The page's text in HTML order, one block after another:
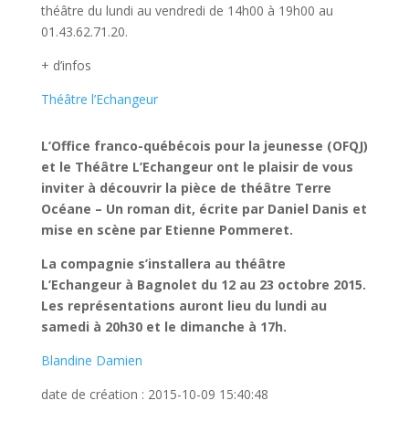
théâtre du lundi au vendredi de 14h00 à 19h00 au
01.43.62.71.20.
+ d’infos
Théâtre l’Echangeur
L’Office franco-québécois pour la jeunesse (OFQJ)
et le Théâtre L’Echangeur ont le plaisir de vous
inviter à découvrir la pièce de théâtre Terre
Océane – Un roman dit, écrite par Daniel Danis et
mise en scène par Etienne Pommeret.
La compagnie s’installera au théâtre
L’Echangeur à Bagnolet du 12 au 23 octobre 2015.
Les représentations auront lieu du lundi au
samedi à 20h30 et le dimanche à 17h.
Blandine Damien
date de création : 2015-10-09 15:40:48